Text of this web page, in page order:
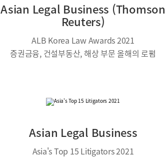
Asian Legal Business (Thomson
Reuters)
ALB Korea Law Awards 2021
증권금융, 건설부동산, 해상 부문 올해의 로펌
Asian Legal Business
Asia's Top 15 Litigators 2021